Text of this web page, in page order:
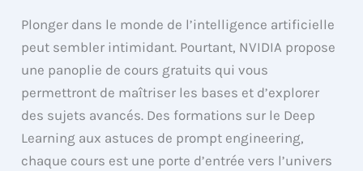
Plonger dans le monde de l’intelligence artificielle
peut sembler intimidant. Pourtant, NVIDIA propose
une panoplie de cours gratuits qui vous
permettront de maîtriser les bases et d’explorer
des sujets avancés. Des formations sur le Deep
Learning aux astuces de prompt engineering,
chaque cours est une porte d’entrée vers l’univers